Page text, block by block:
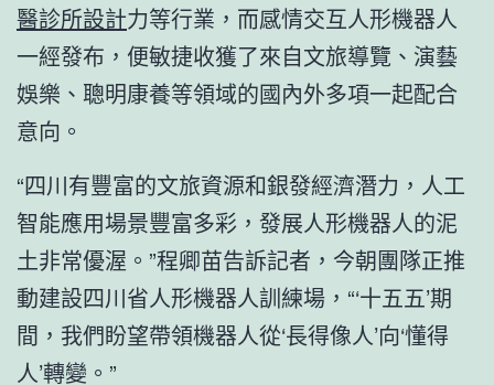
醫診所設計力等行業，而感情交互人形機器人
一經發布，便敏捷收獲了來自文旅導覽、演藝
娛樂、聰明康養等領域的國內外多項一起配合
意向。
“四川有豐富的文旅資源和銀發經濟潛力，人工
智能應用場景豐富多彩，發展人形機器人的泥
土非常優渥。”程卿苗告訴記者，今朝團隊正推
動建設四川省人形機器人訓練場，“‘十五五’期
間，我們盼望帶領機器人從‘長得像人’向‘懂得
人’轉變。”